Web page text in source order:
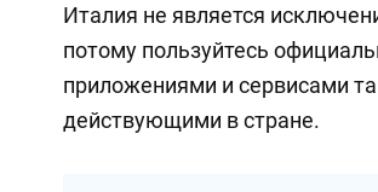
Италия не является
потому пользуйтесь
приложениями и сервисами
действующими в стране.